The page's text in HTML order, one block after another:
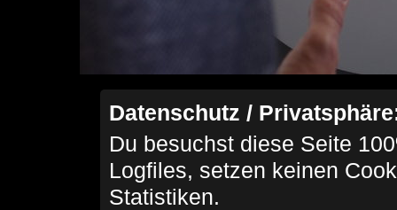
Datenschutz /
Du besuchst diese Seite
Logfiles, setzen keinen
Statistiken.